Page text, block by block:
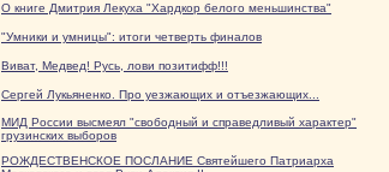
О книге Дмитрия Лекуха "Хардкор белого меньшинства"
"Умники и умницы": итоги четверть финалов
Виват, Медвед! Русь, лови позитифф!!!
Сергей Лукьяненко. Про уезжающих и отъезжающих...
МИД России высмеял "свободный и справедливый характер"
грузинских выборов
РОЖДЕСТВЕНСКОЕ ПОСЛАНИЕ Святейшего Патриарха